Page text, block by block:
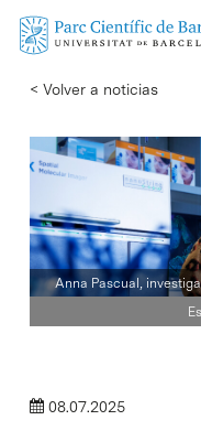
Skip
content
< Volver a noticias
Anna Pascual,
08.07.2025